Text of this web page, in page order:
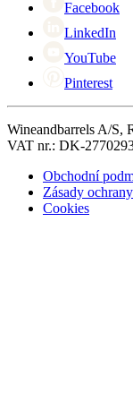
Facebook
LinkedIn
YouTube
Pinterest
Wineandbarrels A/S,
VAT nr.: DK-
Obchodní
Zásady
Cookies